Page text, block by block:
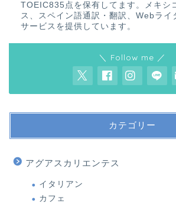
TOEIC835点を保有してます。メキシ
ス、スペイン語通訳・翻訳、Webライ
サービスを提供しています。
＼ Follow me ／
カテゴリー
アグアスカリエンテス
イタリアン
カフェ